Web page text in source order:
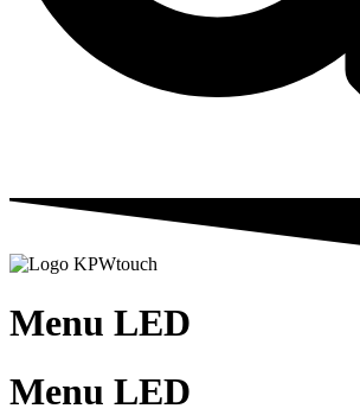
Menu LED
Menu LED